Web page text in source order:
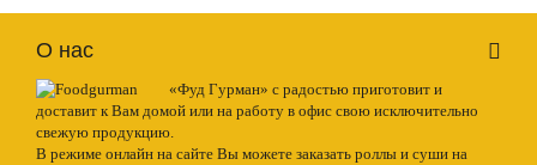
О нас
«Фуд Гурман» с радостью приготовит и
доставит к Вам домой или на работу в офис свою исключительно
свежую продукцию.
В режиме онлайн на сайте Вы можете заказать роллы и суши на